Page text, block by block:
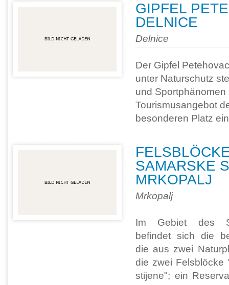
GIPFEL
DELNICE
Delnice
Der Gipfel
unter Naturschutz
und Sportphänomen
Tourismusangebot
besonderen Platz
SAMARSKE
MRKOPALJ
Mrkopalj
Im Gebiet des
befindet sich die
die aus zwei
die zwei Felsblöcke
stijene"; ein